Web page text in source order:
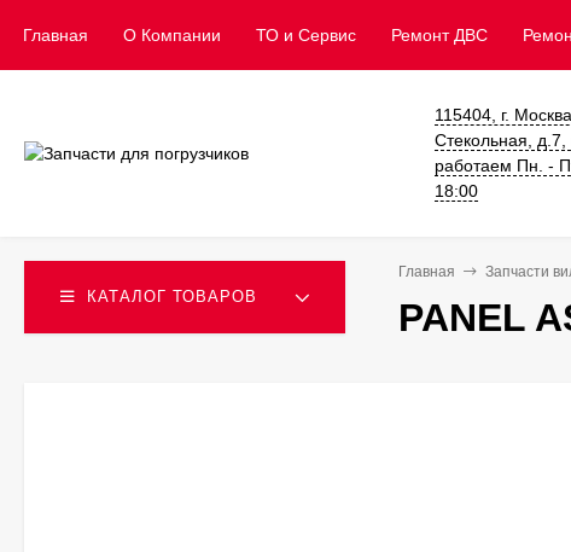
Главная О Компании ТО и Сервис ​Ремонт ДВС
115404, г.
Стекольная, д.7,
работаем Пн. -
18:00
КАТАЛОГ ТОВАРОВ
Главная Запчасти
PANEL